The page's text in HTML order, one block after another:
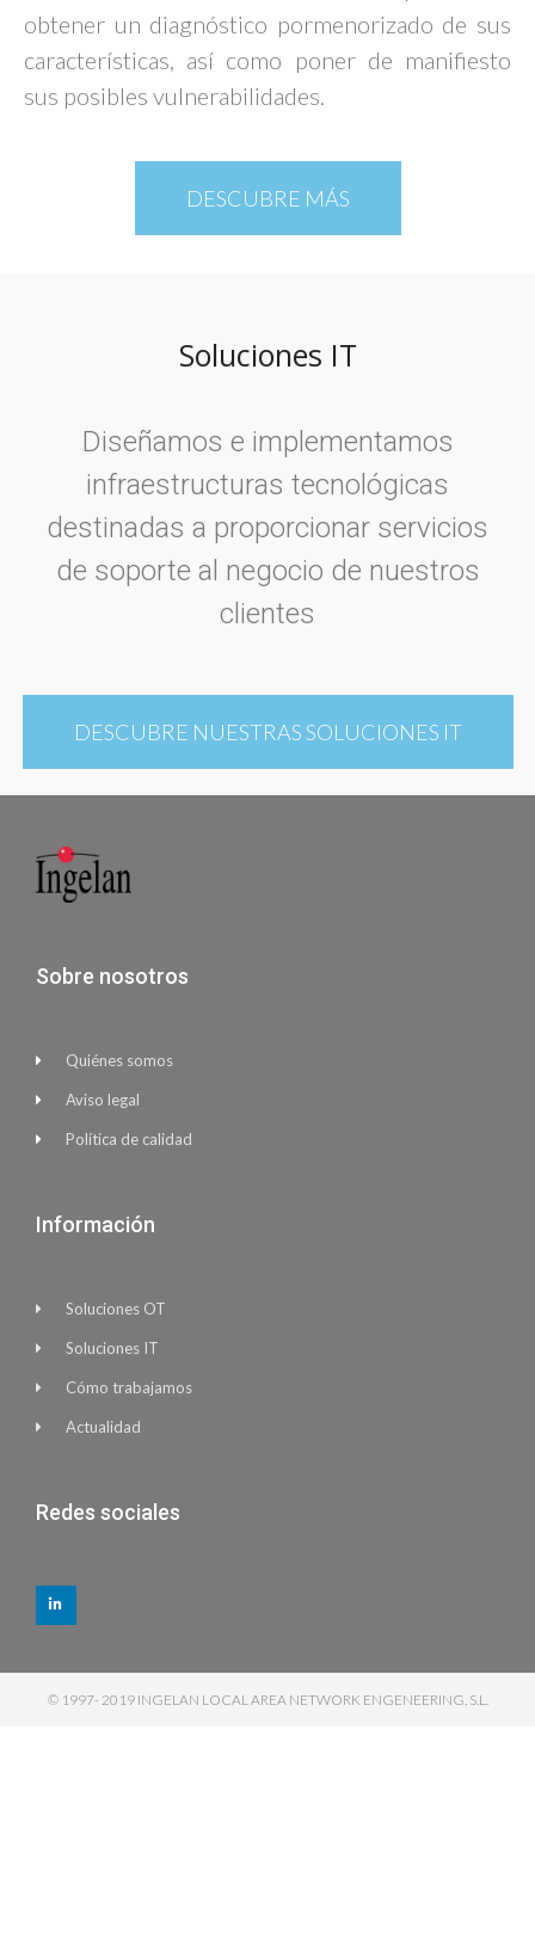
obtener un diagnóstico pormenorizado de sus
características, así como poner de manifiesto
sus posibles vulnerabilidades.
DESCUBRE MÁS
Soluciones IT​
Diseñamos e implementamos
infraestructuras tecnológicas
destinadas a proporcionar servicios
de soporte al negocio de nuestros
clientes
DESCUBRE NUESTRAS SOLUCIONES IT
Sobre nosotros
Quiénes somos
Aviso legal
Política de calidad
Información
Soluciones OT
Soluciones IT
Cómo trabajamos
Actualidad
Redes sociales
© 1997- 2019 INGELAN LOCAL AREA NETWORK ENGENEERING, S.L.